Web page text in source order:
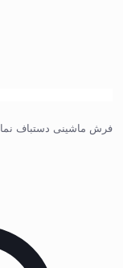
فرش ماشینی دستباف نما